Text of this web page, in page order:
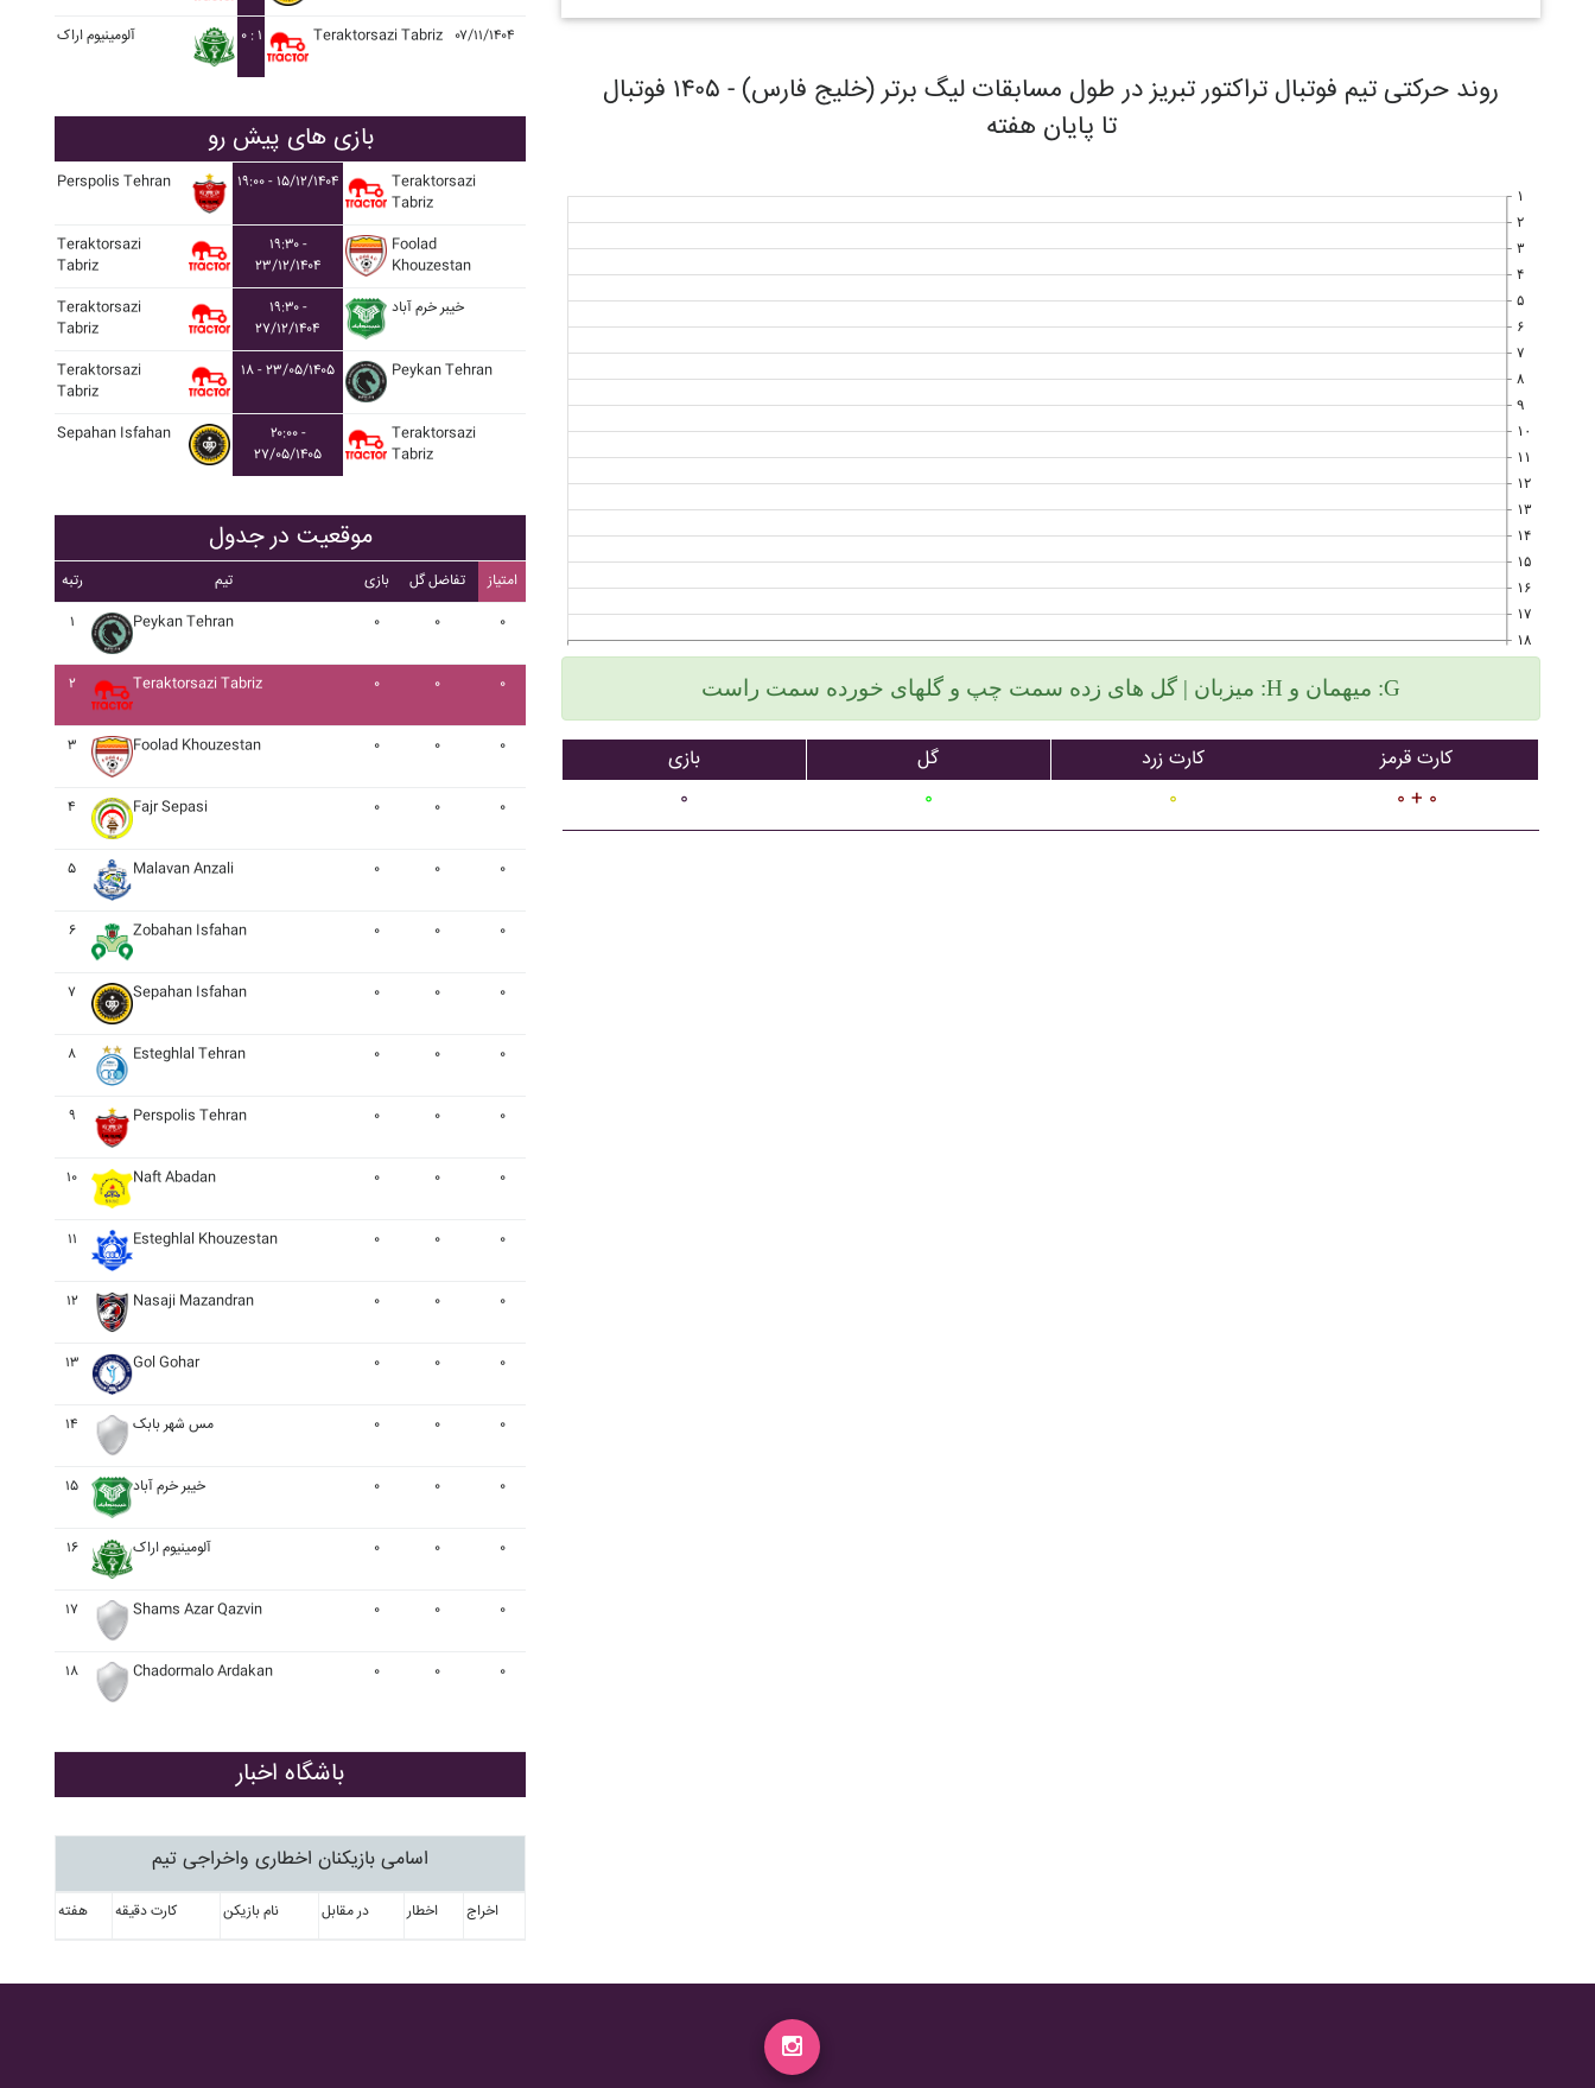
آلومينيوم اراک ۰ : ۱ Teraktorsazi Tabriz ۰۷/۱۱/۱۴۰۴
بازی های پیش رو
Perspolis Tehran ۱۹:۰۰ - ۱۵/۱۲/۱۴۰۴
Teraktorsazi
Tabriz
Teraktorsazi
Tabriz
۱۹:۳۰ -
۲۳/۱۲/۱۴۰۴
Foolad
Khouzestan
Teraktorsazi
Tabriz
۱۹:۳۰ -
۲۷/۱۲/۱۴۰۴
خيبر خرم آباد
Teraktorsazi
Tabriz
۱۸ - ۲۳/۰۵/۱۴۰۵ Peykan Tehran
Sepahan Isfahan
۲۰:۰۰ -
۲۷/۰۵/۱۴۰۵
Teraktorsazi
Tabriz
موقعیت در جدول
رتبه تیم بازی تفاضل گل
امتیاز
۱
Peykan Tehran ۰ ۰ ۰
۲ Teraktorsazi Tabriz ۰ ۰ ۰
۳ Foolad Khouzestan ۰ ۰ ۰
۴ Fajr Sepasi ۰ ۰ ۰
۵ Malavan Anzali ۰ ۰ ۰
۶ Zobahan Isfahan ۰ ۰ ۰
۷ Sepahan Isfahan ۰ ۰ ۰
۸ Esteghlal Tehran ۰ ۰ ۰
۹ Perspolis Tehran ۰ ۰ ۰
۱۰ Naft Abadan ۰ ۰ ۰
۱۱ Esteghlal Khouzestan ۰ ۰ ۰
۱۲ Nasaji Mazandran ۰ ۰ ۰
۱۳ Gol Gohar ۰ ۰ ۰
۱۴ مس شهر بابک ۰ ۰ ۰
۱۵ خيبر خرم آباد ۰ ۰ ۰
۱۶ آلومينيوم اراک ۰ ۰ ۰
۱۷ Shams Azar Qazvin ۰ ۰ ۰
۱۸ Chadormalo Ardakan ۰ ۰ ۰
باشگاه اخبار
اسامی بازیکنان اخطاری واخراجی تیم
هفته کارت دقیقه نام بازیکن در مقابل اخطار اخراج
روند حرکتی تیم فوتبال تراکتور تبریز در طول مسابقات ليگ برتر (خليج فارس) - ۱۴۰۵ فوتبال
تا پایان هفته
۱
۲
۳
۴
۵
۶
۷
۸
۹
۱۰
۱۱
۱۲
۱۳
۱۴
۱۵
۱۶
۱۷
۱۸
میزبان | گل های زده سمت چپ و گلهای خورده سمت راست :H میهمان و :G
بازی
۰
گل
۰
کارت زرد
۰
کارت قرمز
۰ + ۰